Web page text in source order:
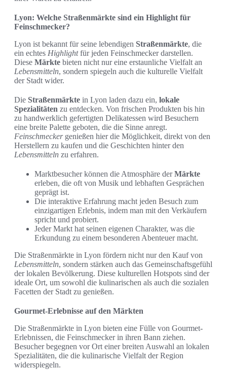
Lyon: Welche Straßenmärkte sind ein Highlight für
Feinschmecker?
Lyon ist bekannt für seine lebendigen Straßenmärkte, die
ein echtes Highlightfür jeden Feinschmecker darstellen.
Diese Märkte bieten nicht nur eine erstaunliche Vielfalt an
Lebensmitteln, sondern spiegeln auch die kulturelle Vielfalt
der Stadt wider.
Die Straßenmärkte in Lyon laden dazu ein, lokale
Spezialitäten zu entdecken. Von frischen Produkten bis hin
zu handwerklich gefertigten Delikatessen wird Besuchern
eine breite Palette geboten, die die Sinne anregt.
Feinschmeckergenießen hier die Möglichkeit, direkt von den
Herstellern zu kaufen und die Geschichten hinter den
Lebensmitteln zu erfahren.
Marktbesucher können die Atmosphäre derMärkte
erleben, die oft von Musik und lebhaften Gesprächen
geprägt ist.
Die interaktive Erfahrung macht jeden Besuch zum
einzigartigen Erlebnis, indem man mit den Verkäufern
spricht und probiert.
Jeder Markt hat seinen eigenen Charakter, was die
Erkundung zu einem besonderen Abenteuer macht.
Die Straßenmärkte in Lyon fördern nicht nur den Kauf von
Lebensmitteln, sondern stärken auch das Gemeinschaftsgefühl
der lokalen Bevölkerung. Diese kulturellen Hotspots sind der
ideale Ort, um sowohl die kulinarischen als auch die sozialen
Facetten der Stadt zu genießen.
Gourmet-Erlebnisse auf den Märkten
Die Straßenmärkte in Lyon bieten eine Fülle von Gourmet-
Erlebnissen, die Feinschmecker in ihren Bann ziehen.
Besucher begegnen vor Ort einer breiten Auswahl an lokalen
Spezialitäten, die die kulinarische Vielfalt der Region
widerspiegeln.